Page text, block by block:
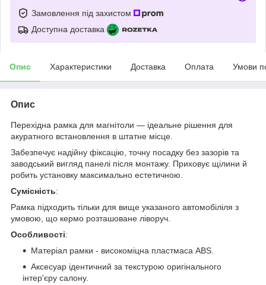
Замовлення під захистом
Доступна доставка
Опис Характеристики Доставка Оплата Умови
Опис
Перехідна рамка для магнітоли — ідеальне рішення для
акуратного встановлення в штатне місце.
Забезпечує надійну фіксацію, точну посадку без зазорів та
заводський вигляд панелі після монтажу. Приховує щілини й
робить установку максимально естетичною.
Сумісність:
Рамка підходить тільки для вище указаного автомобіліля з
умовою, що кермо розташоване ліворуч.
Особливості:
Матеріал рамки - високоміцна пластмаса ABS.
Аксесуар ідентичний за текстурою оригінального
інтер'єру салону.